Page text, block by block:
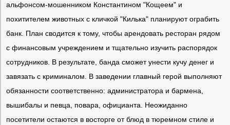
альфонсом-мошенником Константином "Кощеем" и
похитителем животных с кличкой "Килька" планируют ограбить
банк. План сводится к тому, чтобы арендовать ресторан рядом
с финансовым учреждением и тщательно изучить распорядок
сотрудников. В результате, банда сможет унести кучу денег и
завязать с криминалом. В заведении главный герой выполняют
обязанности соответственно: администратора и бармена,
вышибалы и певца, повара, официанта. Неожиданно
посетители остаются в восторге от блюд в тюремном стиле и